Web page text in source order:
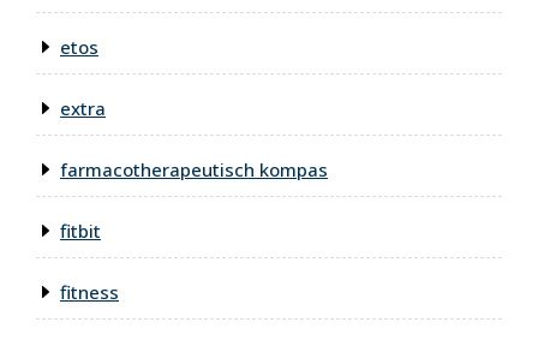
etos
extra
farmacotherapeutisch kompas
fitbit
fitness